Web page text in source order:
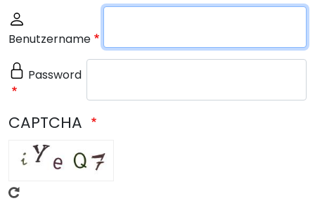
Benutzername
Password
CAPTCHA